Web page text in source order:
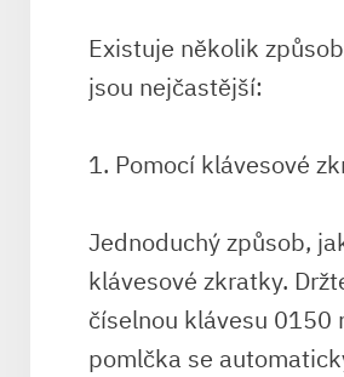
Existuje několik
jsou nejčastější:
1. Pomocí klávesové
Jednoduchý způsob,
klávesové zkratky.
číselnou klávesu 0150
pomlčka se